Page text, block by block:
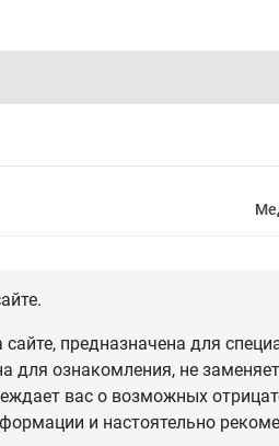
предназначена для
ознакомления, не
вас о возможных
и настоятельно